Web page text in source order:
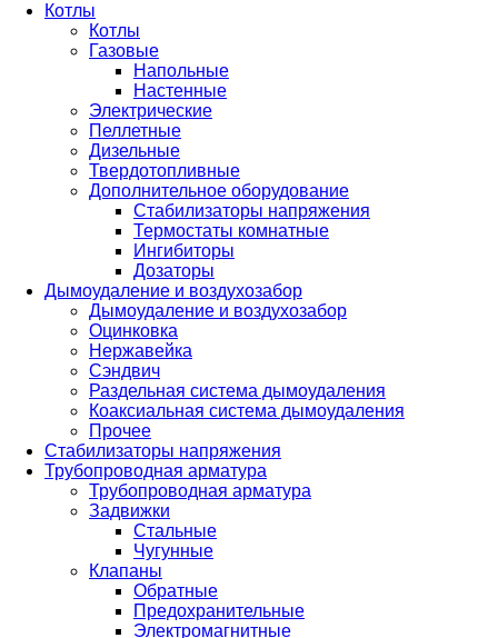
Котлы
Котлы
Газовые
Напольные
Настенные
Электрические
Пеллетные
Дизельные
Твердотопливные
Дополнительное оборудование
Стабилизаторы напряжения
Термостаты комнатные
Ингибиторы
Дозаторы
Дымоудаление и воздухозабор
Дымоудаление и воздухозабор
Оцинковка
Нержавейка
Сэндвич
Раздельная система дымоудаления
Коаксиальная система дымоудаления
Прочее
Стабилизаторы напряжения
Трубопроводная арматура
Трубопроводная арматура
Задвижки
Стальные
Чугунные
Клапаны
Обратные
Предохранительные
Электромагнитные